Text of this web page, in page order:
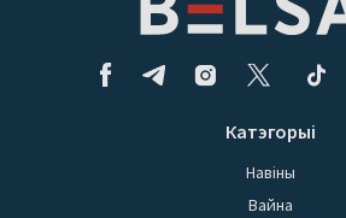
Катэгорыі
Навіны
Вайна